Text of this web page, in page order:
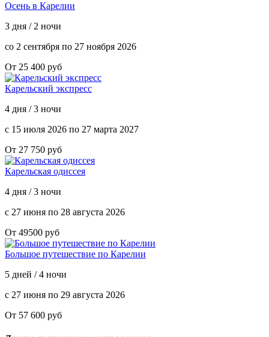
Осень в Карелии
3 дня / 2 ночи
со 2 сентября по 27 ноября 2026
От 25 400 руб
Карельский экспресс
4 дня / 3 ночи
с 15 июля 2026 по 27 марта 2027
От 27 750 руб
Карельская одиссея
4 дня / 3 ночи
с 27 июня по 28 августа 2026
От 49500 руб
Большое путешествие по Карелии
5 дней / 4 ночи
с 27 июня по 29 августа 2026
От 57 600 руб